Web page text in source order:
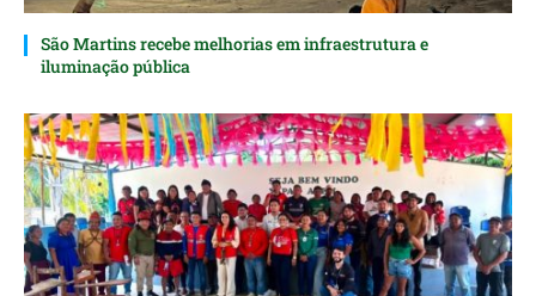
São Martins recebe melhorias em infraestrutura e
iluminação pública